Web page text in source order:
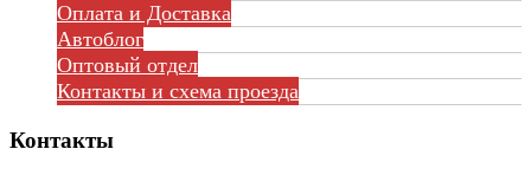
Оплата и Доставка
Автоблог
Оптовый отдел
Контакты и схема проезда
Контакты